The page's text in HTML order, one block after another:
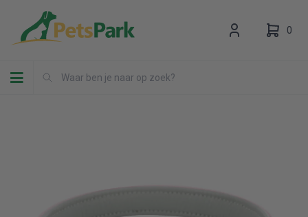
Toggle navigation
0
Vul hem met producten.